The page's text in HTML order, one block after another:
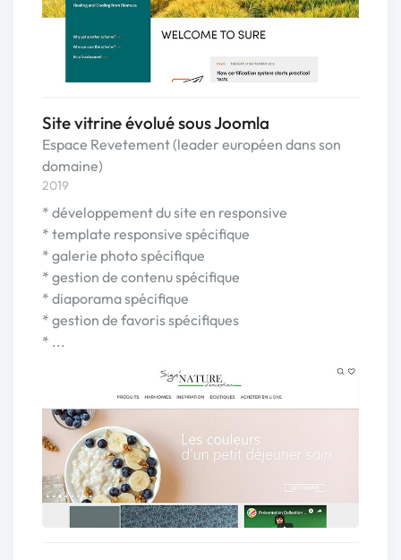
Site vitrine évolué sous Joomla
Espace Revetement (leader européen dans son
domaine)
2019
* développement du site en responsive
* template responsive spécifique
* galerie photo spécifique
* gestion de contenu spécifique
* diaporama spécifique
* gestion de favoris spécifiques
* ...